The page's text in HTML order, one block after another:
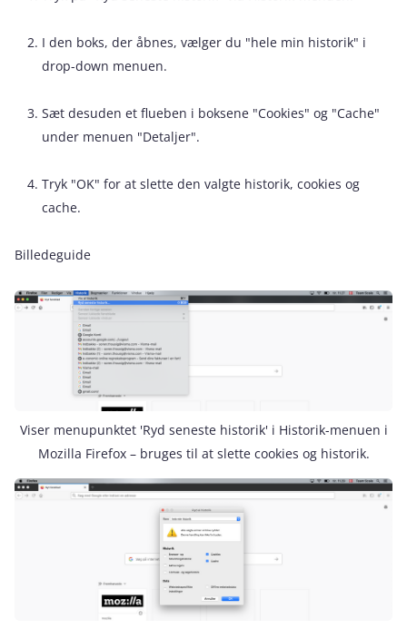
I den boks, der åbnes, vælger du "hele min historik" i
drop-down menuen.
Sæt desuden et flueben i boksene "Cookies" og "Cache"
under menuen "Detaljer".
Tryk "OK" for at slette den valgte historik, cookies og
cache.
Billedeguide
Viser menupunktet 'Ryd seneste historik' i Historik-menuen i
Mozilla Firefox – bruges til at slette cookies og historik.